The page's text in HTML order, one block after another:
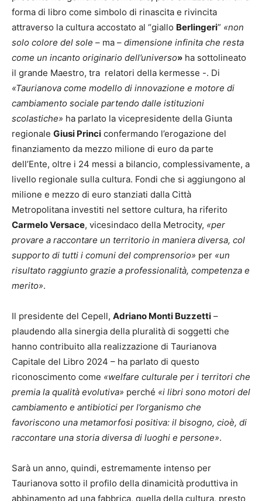
forma di libro come simbolo di rinascita e rivincita
attraverso la cultura accostato al “giallo Berlingeri” «non
solo colore del sole – ma – dimensione infinita che resta
come un incanto originario dell’universo» ha sottolineato
il grande Maestro, tra relatori della kermesse -. Di
«Taurianova come modello di innovazione e motore di
cambiamento sociale partendo dalle istituzioni
scolastiche» ha parlato la vicepresidente della Giunta
regionale Giusi Princi confermando l’erogazione del
finanziamento da mezzo milione di euro da parte
dell’Ente, oltre i 24 messi a bilancio, complessivamente, a
livello regionale sulla cultura. Fondi che si aggiungono al
milione e mezzo di euro stanziati dalla Città
Metropolitana investiti nel settore cultura, ha riferito
Carmelo Versace, vicesindaco della Metrocity, «per
provare a raccontare un territorio in maniera diversa, col
supporto di tutti i comuni del comprensorio» per «un
risultato raggiunto grazie a professionalità, competenza e
merito».
Il presidente del Cepell, Adriano Monti Buzzetti –
plaudendo alla sinergia della pluralità di soggetti che
hanno contribuito alla realizzazione di Taurianova
Capitale del Libro 2024 – ha parlato di questo
riconoscimento come «welfare culturale per i territori che
premia la qualità evolutiva» perché «i libri sono motori del
cambiamento e antibiotici per l’organismo che
favoriscono una metamorfosi positiva: il bisogno, cioè, di
raccontare una storia diversa di luoghi e persone».
Sarà un anno, quindi, estremamente intenso per
Taurianova sotto il profilo della dinamicità produttiva in
abbinamento ad una fabbrica, quella della cultura, presto